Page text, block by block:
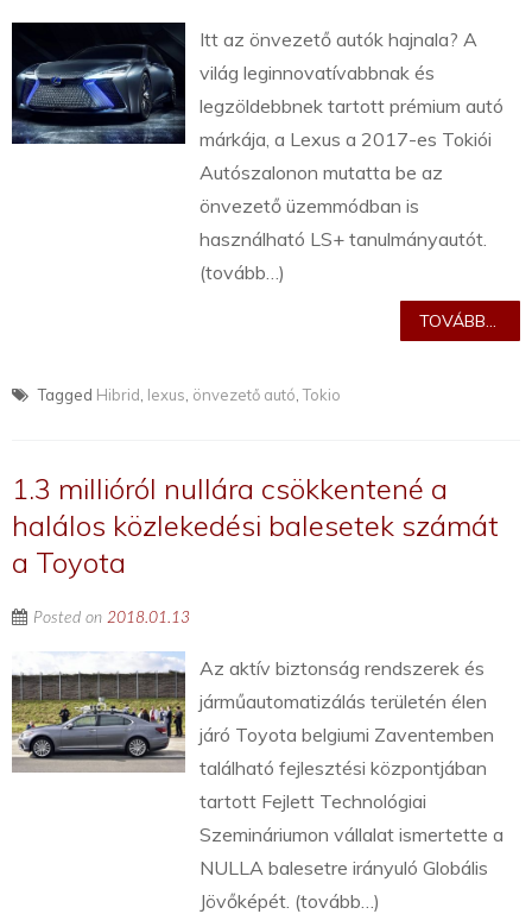
Itt az önvezető autók hajnala? A
világ leginnovatívabbnak és
legzöldebbnek tartott prémium autó
márkája, a Lexus a 2017-es Tokiói
Autószalonon mutatta be az
önvezető üzemmódban is
használható LS+ tanulmányautót.
(tovább…)
TOVÁBB...
Tagged Hibrid lexus önvezető autó ,Tokio
1.3 millióról nullára csökkentené a
halálos közlekedési balesetek számát
a Toyota
Posted on 2018.01.13
Az aktív biztonság rendszerek és
járműautomatizálás területén élen
járó Toyota belgiumi Zaventemben
található fejlesztési központjában
tartott Fejlett Technológiai
Szemináriumon vállalat ismertette a
NULLA balesetre irányuló Globális
Jövőképét. (tovább…)